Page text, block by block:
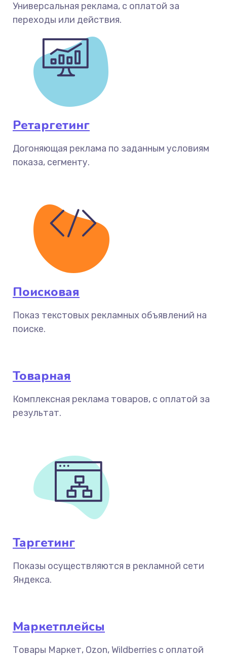
Универсальная реклама, с оплатой за
переходы или действия.
Ретаргетинг
Догоняющая реклама по заданным условиям
показа, сегменту.
Поисковая
Показ текстовых рекламных объявлений на
поиске.
Товарная
Комплексная реклама товаров, с оплатой за
результат.
Таргетинг
Показы осуществляются в рекламной сети
Яндекса.
Маркетплейсы
Товары Маркет, Ozon, Wildberries с оплатой